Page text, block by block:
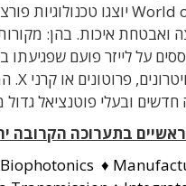
World יוצגו טכנולוגיות
ואבטחת איכות. בהן:
עללייזר פועם
, פרוטונים או קרני X.
חדשים ובעלי פוטנציאל גדול
בתערוכה הקרובה
♦